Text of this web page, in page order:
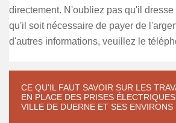
directement. N'oubliez pas qu'il
qu'il soit nécessaire de payer de
d'autres informations, veuillez le
CE QU'IL FAUT SAVOIR SUR LES
EN PLACE DES PRISES
VILLE DE DUERNE ET SES ENVIRONS